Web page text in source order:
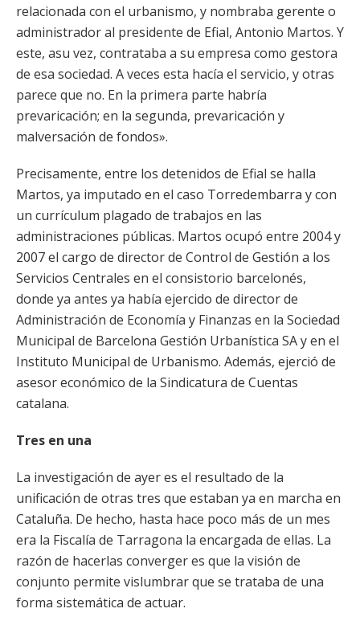
relacionada con el urbanismo, y nombraba gerente o
administrador al presidente de Efial, Antonio Martos. Y
este, asu vez, contrataba a su empresa como gestora
de esa sociedad. A veces esta hacía el servicio, y otras
parece que no. En la primera parte habría
prevaricación; en la segunda, prevaricación y
malversación de fondos».
Precisamente, entre los detenidos de Efial se halla
Martos, ya imputado en el caso Torredembarra y con
un currículum plagado de trabajos en las
administraciones públicas. Martos ocupó entre 2004 y
2007 el cargo de director de Control de Gestión a los
Servicios Centrales en el consistorio barcelonés,
donde ya antes ya había ejercido de director de
Administración de Economía y Finanzas en la Sociedad
Municipal de Barcelona Gestión Urbanística SA y en el
Instituto Municipal de Urbanismo. Además, ejerció de
asesor económico de la Sindicatura de Cuentas
catalana.
Tres en una
La investigación de ayer es el resultado de la
unificación de otras tres que estaban ya en marcha en
Cataluña. De hecho, hasta hace poco más de un mes
era la Fiscalía de Tarragona la encargada de ellas. La
razón de hacerlas converger es que la visión de
conjunto permite vislumbrar que se trataba de una
forma sistemática de actuar.